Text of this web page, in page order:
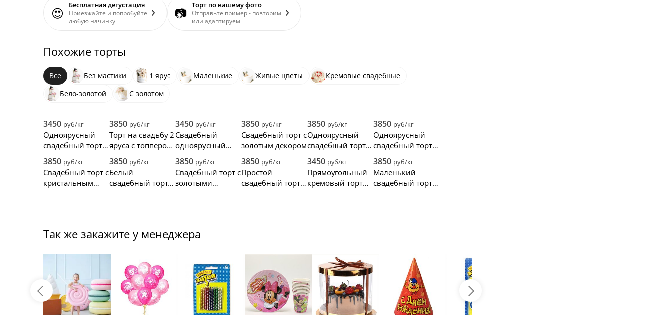
😍 Бесплатная дегустация
Приезжайте и попробуйте
любую начинку
📷 Торт по вашему фото
Отправьте пример - повторим
или адаптируем
Похожие торты
Все Без мастики 1 ярус Маленькие Живые цветы
Кремовые свадебные
Бело-золотой
С золотом
3450 руб/кг
Одноярусный
свадебный торт
золотой
надписью
3850 руб/кг
Торт на свадьбу 2
яруса с топпером
невесты
3450 руб/кг
Свадебный
одноярусный
цветами
3850 руб/кг
Свадебный торт с
золотым декором
3850 руб/кг
Одноярусный
свадебный торт
абстракция с
золотом
3850 руб/кг
Одноярусный
свадебный торт
3850 руб/кг
Свадебный торт с
кристальным
3850 руб/кг
Белый
свадебный торт с
3850 руб/кг
Свадебный торт с
золотыми
3850 руб/кг
Простой
свадебный торт
3450 руб/кг
Прямоугольный
кремовый торт
3850 руб/кг
Маленький
свадебный торт с
Так же закажите у менеджера